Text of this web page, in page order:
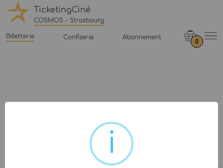
TicketingCiné
COSMOS - Strasbourg
Billetterie Confiserie Abonnement
0